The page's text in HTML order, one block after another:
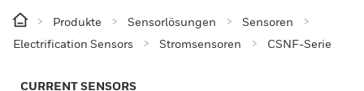
Produkte Sensorlösungen
Sensoren
Electrification Sensors
Stromsensoren CSNF-Serie
CURRENT SENSORS